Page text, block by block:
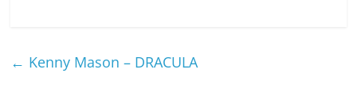
← Kenny Mason – DRACULA